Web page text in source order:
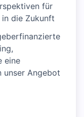
für
in die Zukunft
eine
unser Angebot